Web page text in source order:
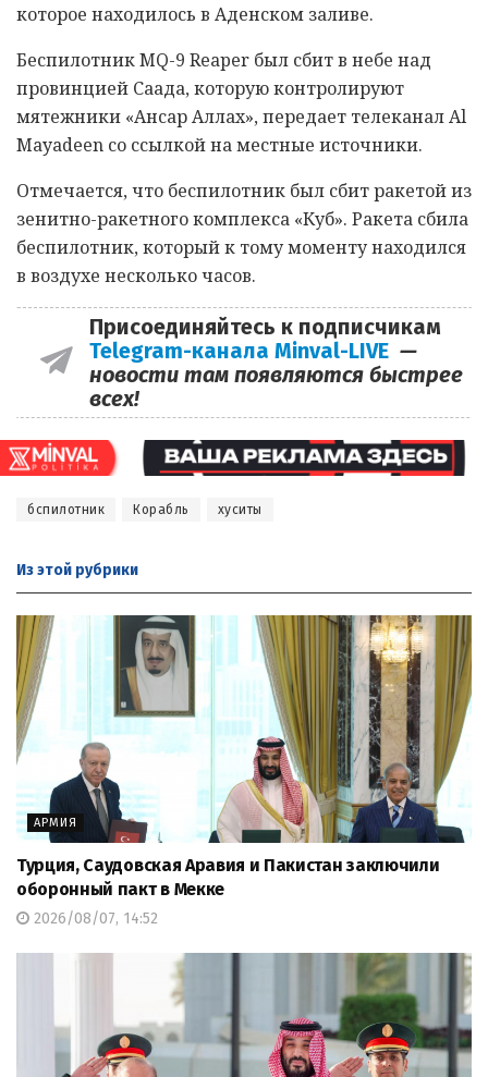
которое находилось в Аденском заливе.
Беспилотник MQ-9 Reaper был сбит в небе над
провинцией Саада, которую контролируют
мятежники «Ансар Аллах», передает телеканал Al
Mayadeen со ссылкой на местные источники.
Отмечается, что беспилотник был сбит ракетой из
зенитно-ракетного комплекса «Куб». Ракета сбила
беспилотник, который к тому моменту находился
в воздухе несколько часов.
Присоединяйтесь к подписчикам
Telegram-канала Minval-LIVE —
новости там появляются быстрее
всех!
бспилотник Корабль хуситы
Из этой рубрики
АРМИЯ
Турция, Саудовская Аравия и Пакистан заключили
оборонный пакт в Мекке
2026/08/07, 14:52